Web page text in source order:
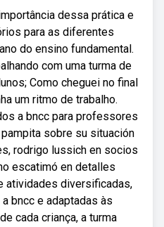
dessa prática e
para as diferentes
do ensino fundamental.
com uma turma de
Como cheguei no final
um ritmo de trabalho.
a bncc para professores
sobre su situación
rodrigo lussich en socios
escatimó en detalles
atividades diversificadas,
bncc e adaptadas às
cada criança, a turma